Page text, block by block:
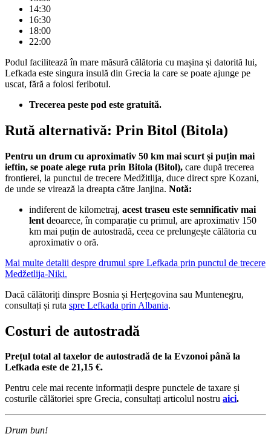
14:30
16:30
18:00
22:00
Podul facilitează în mare măsură călătoria cu mașina și datorită lui,
Lefkada este singura insulă din Grecia la care se poate ajunge pe
uscat, fără a folosi feribotul.
Trecerea peste pod este gratuită.
Rută alternativă: Prin Bitol (Bitola)
Pentru un drum cu aproximativ 50 km mai scurt și puțin mai
ieftin, se poate alege ruta prin Bitola (Bitol), care după trecerea
frontierei, la punctul de trecere Medžitlija, duce direct spre Kozani,
de unde se virează la dreapta către Janjina. Notă:
indiferent de kilometraj, acest traseu este semnificativ mai
lent deoarece, în comparație cu primul, are aproximativ 150
km mai puțin de autostradă, ceea ce prelungește călătoria cu
aproximativ o oră.
Mai multe detalii despre drumul spre Lefkada prin punctul de trecere
Medžetlija-Niki.
Dacă călătoriți dinspre Bosnia și Herțegovina sau Muntenegru,
consultați și ruta spre Lefkada prin Albania.
Costuri de autostradă
Prețul total al taxelor de autostradă de la Evzonoi până la
Lefkada este de 21,15 €.
Pentru cele mai recente informații despre punctele de taxare și
costurile călătoriei spre Grecia, consultați articolul nostru aici.
Drum bun!